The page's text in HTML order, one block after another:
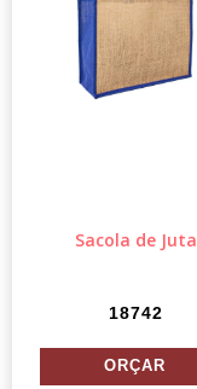
Sacola de Juta
18742